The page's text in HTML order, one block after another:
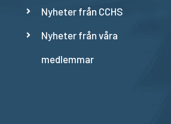
Nyheter från CCHS
Nyheter från våra
medlemmar